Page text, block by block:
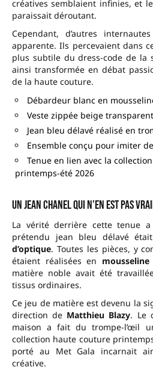
créatives semblaient infinies, et
paraissait déroutant.
Cependant, d’autres
apparente. Ils percevaient dans
plus subtile du dress-code de la
ainsi transformée en débat
de la haute couture.
Débardeur blanc en
Veste zippée beige
Jean bleu délavé réalisé en
Ensemble conçu pour imiter
Tenue en lien avec la
printemps-été 2026
Un jean Chanel qui n’en est pas
La vérité derrière cette tenue
prétendu jean bleu délavé
d’optique. Toutes les pièces, y
étaient réalisées en
matière noble avait été
tissus ordinaires.
Ce jeu de matière est devenu la
direction de Matthieu Blazy. Le
maison a fait du trompe-l’œil
collection haute couture
porté au Met Gala incarnait
créative.